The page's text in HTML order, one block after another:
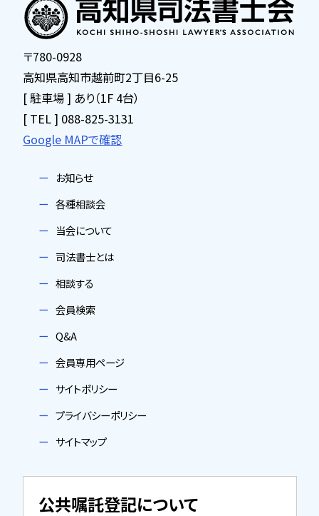
〒780-0928
高知県高知市越前町2丁目6-25
[ 駐車場 ] あり（1F 4台）
[ TEL ] 088-825-3131
Google MAPで確認
お知らせ
各種相談会
当会について
司法書士とは
相談する
会員検索
Q&A
会員専用ページ
サイトポリシー
プライバシーポリシー
サイトマップ
公共嘱託登記について